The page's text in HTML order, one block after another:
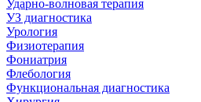
Ударно-волновая терапия
УЗ диагностика
Урология
Физиотерапия
Фониатрия
Флебология
Функциональная диагностика